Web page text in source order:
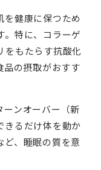
を健康に保つため
。特に、コラーゲ
をもたらす抗酸化
品の摂取がおすす
ーンオーバー（新
きるだけ体を動か
ど、睡眠の質を意